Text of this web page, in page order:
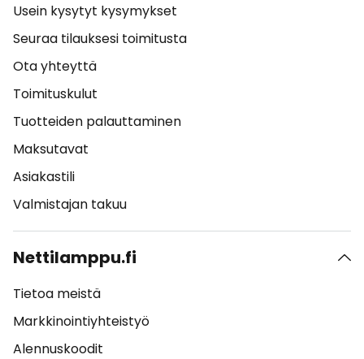
Usein kysytyt kysymykset
Seuraa tilauksesi toimitusta
Ota yhteyttä
Toimituskulut
Tuotteiden palauttaminen
Maksutavat
Asiakastili
Valmistajan takuu
Nettilamppu.fi
Tietoa meistä
Markkinointiyhteistyö
Alennuskoodit